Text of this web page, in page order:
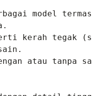
model
kerah tegak
atau tanpa